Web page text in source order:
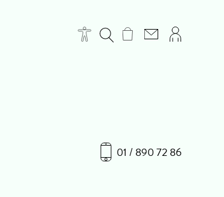
01 / 890 72 86